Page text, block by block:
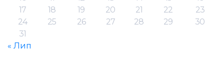
17
18 19 20 21 22
23
24
25 26 27 28 29
30
31
« Лип